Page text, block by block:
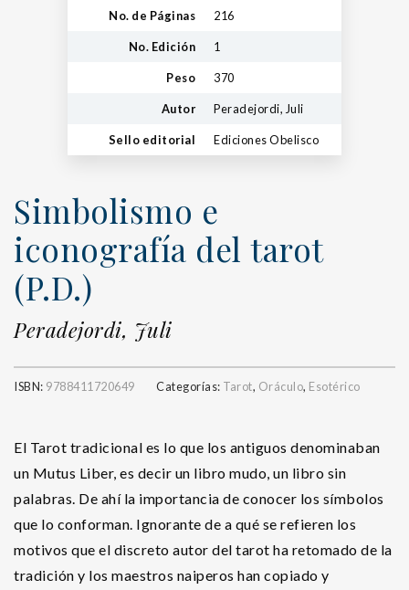
No. de Páginas 216
No. Edición 1
Peso 370
Autor Peradejordi, Juli
Sello editorial Ediciones Obelisco
Simbolismo e
iconografía del tarot
(P.D.)
Peradejordi, Juli
ISBN: 9788411720649 Categorías: Tarot, Oráculo, Esotérico
El Tarot tradicional es lo que los antiguos denominaban
un Mutus Liber, es decir un libro mudo, un libro sin
palabras. De ahí la importancia de conocer los símbolos
que lo conforman. Ignorante de a qué se refieren los
motivos que el discreto autor del tarot ha retomado de la
tradición y los maestros naiperos han copiado y